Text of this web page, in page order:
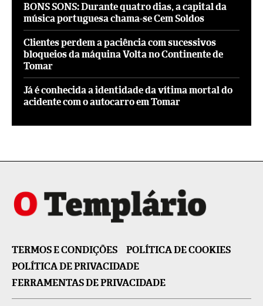
BONS SONS: Durante quatro dias, a capital da
música portuguesa chama-se Cem Soldos
Clientes perdem a paciência com sucessivos
bloqueios da máquina Volta no Continente de
Tomar
Já é conhecida a identidade da vítima mortal do
acidente com o autocarro em Tomar
TERMOS E CONDIÇÕES
POLÍTICA DE COOKIES
POLÍTICA DE PRIVACIDADE
FERRAMENTAS DE PRIVACIDADE